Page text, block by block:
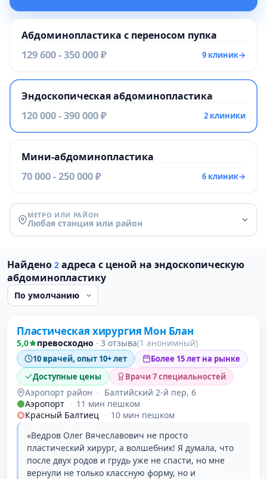
Абдоминопластика с переносом пупка
129 600 - 350 000 ₽ 9 клиник→
Эндоскопическая абдоминопластика
120 000 - 390 000 ₽ 2 клиники
Мини-абдоминопластика
70 000 - 250 000 ₽ 6 клиник→
МЕТРО ИЛИ РАЙОН
Любая станция или район
Найдено 2 адреса с ценой на эндоскопическую
абдоминопластику
Пластическая хирургия Мон Блан
5,0 превосходно · 3 отзыва(1 анонимный)
10 врачей, опыт 10+ лет
Более 15 лет на рынке
Доступные цены
Врачи 7 специальностей
Аэропорт район ·
Балтийский 2-й пер, 6
Аэропорт · 11 мин пешком
Красный Балтиец · 10 мин пешком
«Ведров Олег Вячеславович не просто
пластический хирург, а волшебник! Я думала, что
после двух родов и грудь уже не спасти, но мне
вернули не только классную форму, но и